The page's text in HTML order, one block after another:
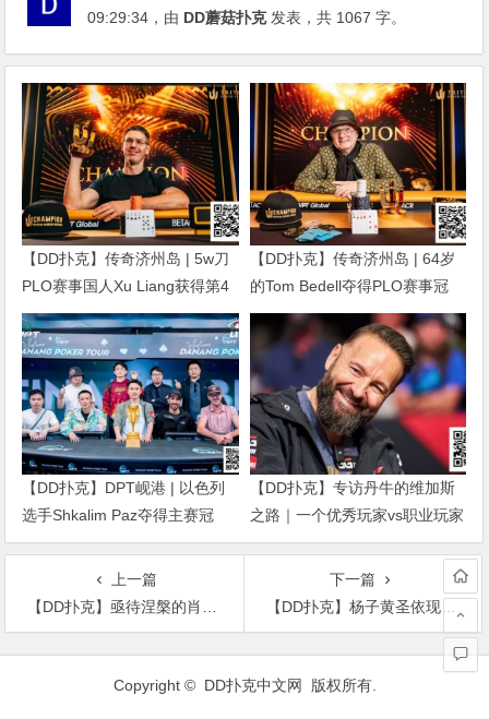
09:29:34 ，由 DD蘑菇扑克发表，共 1067 字。
【DD扑克】传奇济州岛 | 5w刀
PLO赛事国人Xu Liang获得第4
名，匈牙利Gergo Nagy夺冠
【DD扑克】传奇济州岛 | 64岁
的Tom Bedell夺得PLO赛事冠
军，国人Shi Ning Dan获亚军
【DD扑克】DPT岘港 | 以色列
选手Shkalim Paz夺得主赛冠
军，“小火炉” 卢梓杰斩获季军
【DD扑克】专访丹牛的维加斯
之路｜一个优秀玩家vs职业玩家
的「最大差距」是什么？
上一篇
【DD扑克】亟待涅槃的肖战三观正颜值高谦谦有礼的模样，风雪终将过去
下一篇
【DD扑克】杨子黄圣依现身长沙小吃街，夫妻俩举止亲昵头靠头拍照尽显甜蜜
文
Copyright © DD扑克中文网 版权所有.